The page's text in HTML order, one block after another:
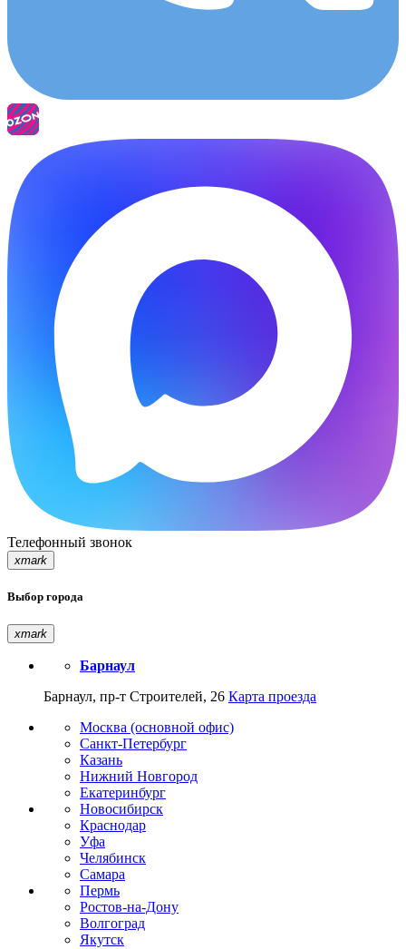
Телефонный звонок
xmark
Выбор города
xmark
Барнаул
Барнаул, пр-т Строителей, 26 Карта проезда
Москва (основной офис)
Санкт-Петербург
Казань
Нижний Новгород
Екатеринбург
Новосибирск
Краснодар
Уфа
Челябинск
Самара
Пермь
Ростов-на-Дону
Волгоград
Якутск